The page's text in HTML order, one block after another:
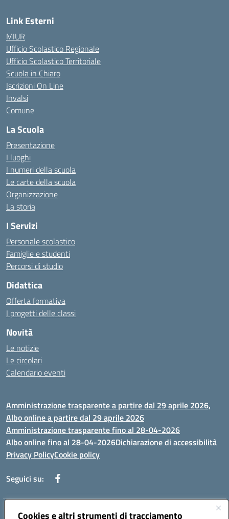
Cookies e altri strumenti di tracciamento
Link Esterni
MIUR
Ufficio Scolastico Regionale
Ufficio Scolastico Territoriale
Scuola in Chiaro
Iscrizioni On Line
Invalsi
Comune
La Scuola
Presentazione
I luoghi
I numeri della scuola
Le carte della scuola
Organizzazione
La storia
I Servizi
Personale scolastico
Famiglie e studenti
Percorsi di studio
Didattica
Offerta formativa
I progetti delle classi
Novità
Le notizie
Le circolari
Calendario eventi
Amministrazione trasparente a partire dal 29 aprile 2026,
Albo online a partire dal 29 aprile 2026
Amministrazione trasparente fino al 28-04-2026
Albo online fino al 28-04-2026Dichiarazione di accessibilità
Privacy PolicyCookie policy
Seguici su:
Indirizzo:Via Selicato, 1 71122 FOGGIA (FG)